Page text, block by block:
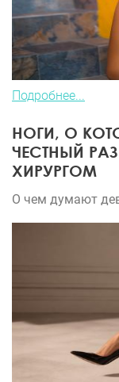
Подробнее...
НОГИ, О
ЧЕСТНЫЙ
ХИРУРГОМ
О чем думают